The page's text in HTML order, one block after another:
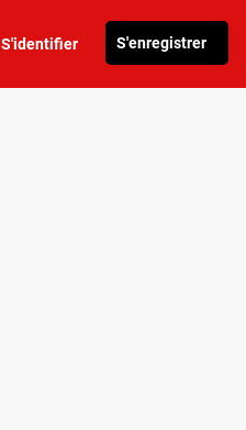
S'identifier S'enregistrer